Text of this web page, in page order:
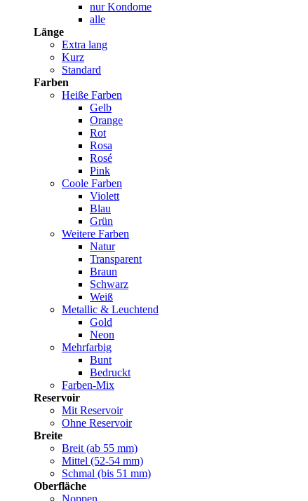
nur Kondome
alle
Länge
Extra lang
Kurz
Standard
Farben
Heiße Farben
Gelb
Orange
Rot
Rosa
Rosé
Pink
Coole Farben
Violett
Blau
Grün
Weitere Farben
Natur
Transparent
Braun
Schwarz
Weiß
Metallic & Leuchtend
Gold
Neon
Mehrfarbig
Bunt
Bedruckt
Farben-Mix
Reservoir
Mit Reservoir
Ohne Reservoir
Breite
Breit (ab 55 mm)
Mittel (52-54 mm)
Schmal (bis 51 mm)
Oberfläche
Noppen